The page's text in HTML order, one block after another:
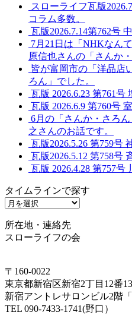
スローライフ瓦版
コラム多数。
瓦版2026.7.14第762号
7月21日は「NHKなん
原信也さんの「さんか
皆が富岡市の「洋品店
ろん」でした。
瓦版 2026.6.23 第761号
瓦版 2026.6.9 第760号
6月の「さんか・さろ
之さんのお話です。
瓦版2026.5.26 第759号
瓦版2026.5.12 第758号
瓦版 2026.4.28 第757号
タイムラインで探す
タ
ム
ラ
で
探
す
所在地・連絡先
スローライフの会
〒160-0022
東京都新宿区新宿2丁目12番
新宿アントレサロンビル2階
TEL 090-7433-1741(野口）